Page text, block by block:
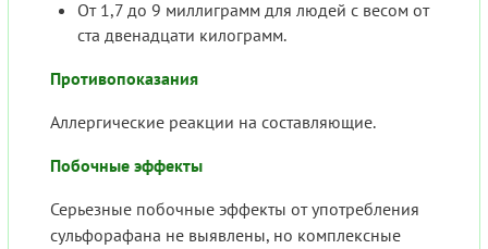
От 1,7 до 9 миллиграмм для людей с весом от
ста двенадцати килограмм.
Противопоказания
Аллергические реакции на составляющие.
Побочные эффекты
Серьезные побочные эффекты от употребления
сульфорафана не выявлены, но комплексные